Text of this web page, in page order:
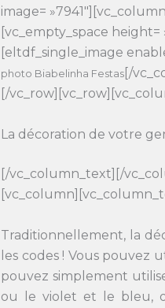
image=
[vc_empty_space
[eltdf_single_image
photo Biabelinha Festas [/
[/
La décoration de votre
[/vc_column_text][/
Traditionnellement, la
les codes ! Vous pouvez
pouvez simplement
ou le violet et le bleu,